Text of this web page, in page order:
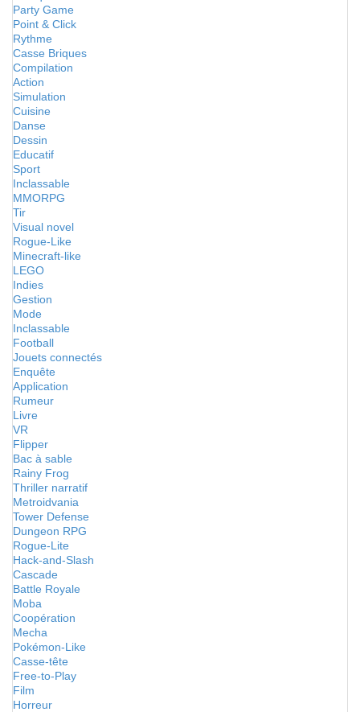
Party Game
Point & Click
Rythme
Casse Briques
Compilation
Action
Simulation
Cuisine
Danse
Dessin
Educatif
Sport
Inclassable
MMORPG
Tir
Visual novel
Rogue-Like
Minecraft-like
LEGO
Indies
Gestion
Mode
Inclassable
Football
Jouets connectés
Enquête
Application
Rumeur
Livre
VR
Flipper
Bac à sable
Rainy Frog
Thriller narratif
Metroidvania
Tower Defense
Dungeon RPG
Rogue-Lite
Hack-and-Slash
Cascade
Battle Royale
Moba
Coopération
Mecha
Pokémon-Like
Casse-tête
Free-to-Play
Film
Horreur